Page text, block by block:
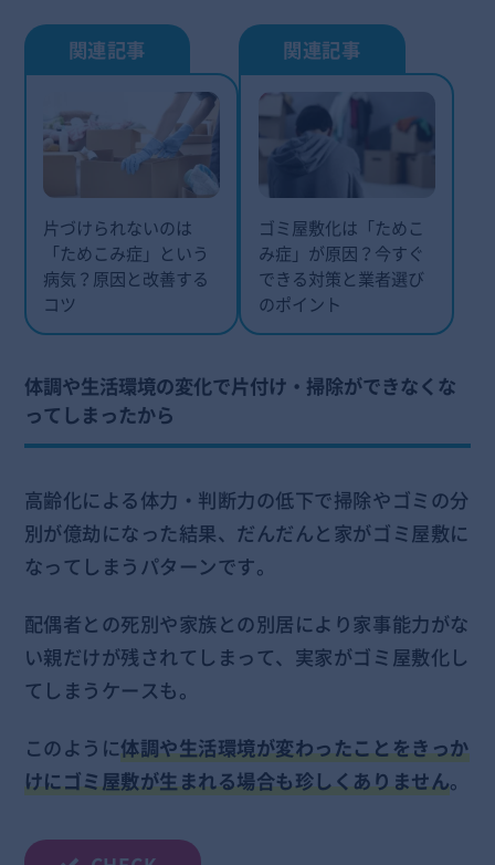
片づけられないのは
「ためこみ症」という
病気？原因と改善する
コツ
ゴミ屋敷化は「ためこ
み症」が原因？今すぐ
できる対策と業者選び
のポイント
体調や生活環境の変化で片付け・掃除ができなくな
ってしまったから
高齢化による体力・判断力の低下で掃除やゴミの分
別が億劫になった結果、だんだんと家がゴミ屋敷に
なってしまうパターンです。
配偶者との死別や家族との別居により家事能力がな
い親だけが残されてしまって、実家がゴミ屋敷化し
てしまうケースも。
このように体調や生活環境が変わったことをきっか
けにゴミ屋敷が生まれる場合も珍しくありません。